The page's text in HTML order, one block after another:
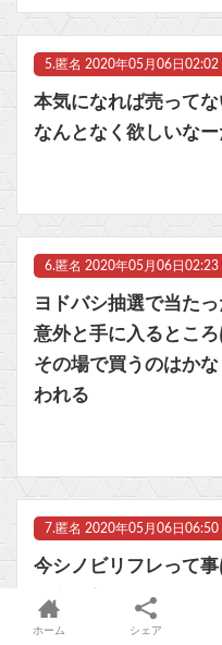
5. 匿名 2020年05月06日02:02
本気になれば売って
なんとなく欲しいな
6. 匿名 2020年05月06日02:23
ヨドバシ抽選で当た
意外と手に入るところ
その場で買うのはか
われる
7. 匿名 2020年05月06日06:50
今シノビリフレって
からかな
ホーム シェア